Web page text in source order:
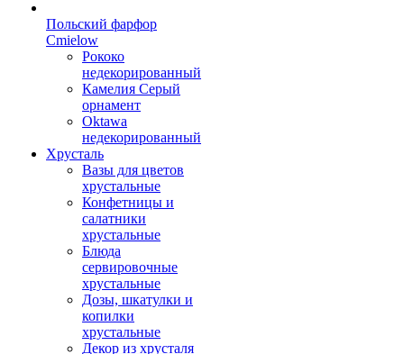
Польский фарфор
Сmielow
Рококо
недекорированный
Камелия Серый
орнамент
Oktawa
недекорированный
Хрусталь
Вазы для цветов
хрустальные
Конфетницы и
салатники
хрустальные
Блюда
сервировочные
хрустальные
Дозы, шкатулки и
копилки
хрустальные
Декор из хрусталя